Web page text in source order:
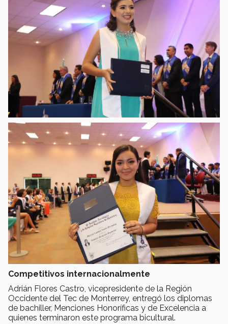
Competitivos internacionalmente
Adrián Flores Castro, vicepresidente de la Región
Occidente del Tec de Monterrey, entregó los diplomas
de bachiller, Menciones Honoríficas y de Excelencia a
quienes terminaron este programa bicultural.